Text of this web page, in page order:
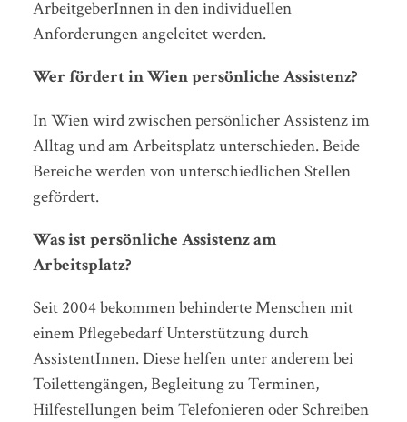
ArbeitgeberInnen in den individuellen
Anforderungen angeleitet werden.
Wer fördert in Wien persönliche Assistenz?
In Wien wird zwischen persönlicher Assistenz im
Alltag und am Arbeitsplatz unterschieden. Beide
Bereiche werden von unterschiedlichen Stellen
gefördert.
Was ist persönliche Assistenz am
Arbeitsplatz?
Seit 2004 bekommen behinderte Menschen mit
einem Pflegebedarf Unterstützung durch
AssistentInnen. Diese helfen unter anderem bei
Toilettengängen, Begleitung zu Terminen,
Hilfestellungen beim Telefonieren oder Schreiben